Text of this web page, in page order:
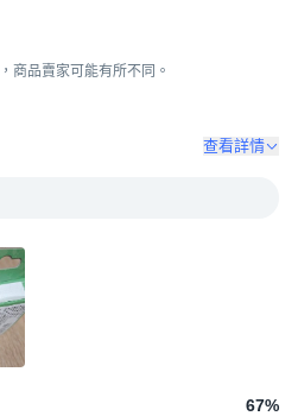
商品賣家可能有所不同。
查看詳情
67%